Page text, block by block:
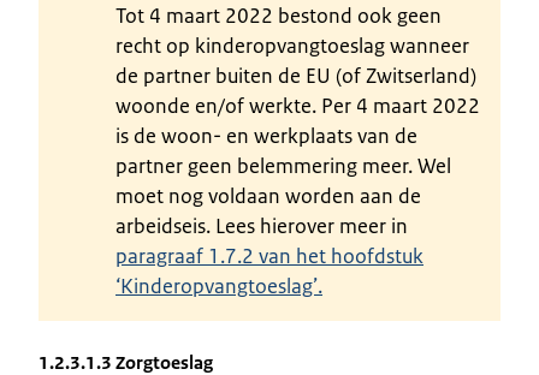
Tot 4 maart 2022 bestond ook geen
recht op kinderopvangtoeslag wanneer
de partner buiten de EU (of Zwitserland)
woonde en/of werkte. Per 4 maart 2022
is de woon- en werkplaats van de
partner geen belemmering meer. Wel
moet nog voldaan worden aan de
arbeidseis. Lees hierover meer in
paragraaf 1.7.2 van het hoofdstuk
‘Kinderopvangtoeslag’.
1.2.3.1.3 Zorgtoeslag